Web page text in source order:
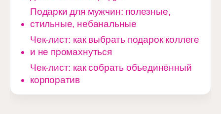
Подарки для мужчин: полезные,
стильные, небанальные
Чек-лист: как выбрать подарок коллеге
и не промахнуться
Чек-лист: как собрать объединённый
корпоратив